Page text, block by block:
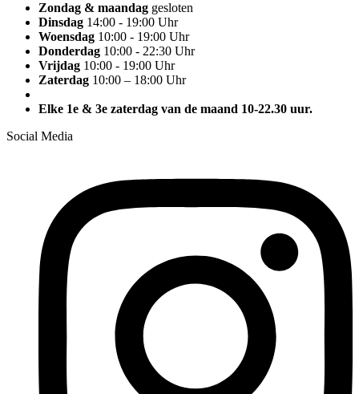
Zondag & maandag gesloten
Dinsdag 14:00 - 19:00 Uhr
Woensdag 10:00 - 19:00 Uhr
Donderdag 10:00 - 22:30 Uhr
Vrijdag 10:00 - 19:00 Uhr
Zaterdag 10:00 – 18:00 Uhr
Elke 1e & 3e zaterdag van de maand 10-22.30 uur.
Social Media